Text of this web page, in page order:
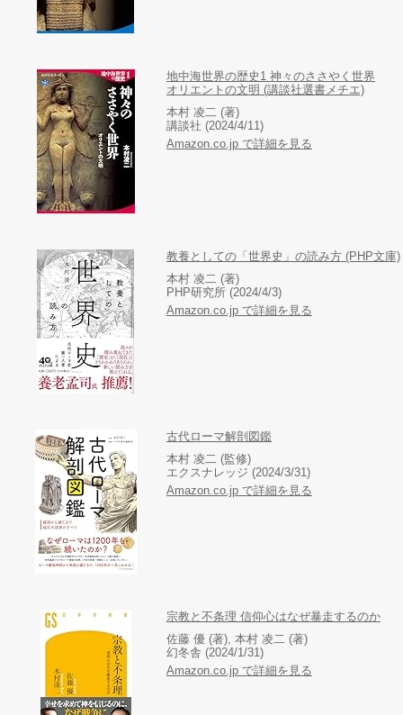
地中海世界の歴史1 神々のささやく世界
オリエントの文明 (講談社選書メチエ)
本村 凌二 (著)
講談社 (2024/4/11)
Amazon.co.jp で詳細を見る
教養としての「世界史」の読み方 (PHP文庫)
本村 凌二 (著)
PHP研究所 (2024/4/3)
Amazon.co.jp で詳細を見る
古代ローマ解剖図鑑
本村 凌二 (監修)
エクスナレッジ (2024/3/31)
Amazon.co.jp で詳細を見る
宗教と不条理 信仰心はなぜ暴走するのか
佐藤 優 (著), 本村 凌二 (著)
幻冬舎 (2024/1/31)
Amazon.co.jp で詳細を見る